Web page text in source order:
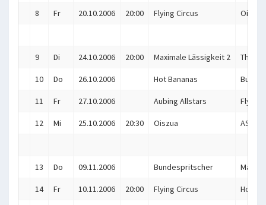
8 Fr 20.10.2006 20:00 Flying Circus Oiszua
9 Di 24.10.2006 20:00 Maximale Lässigkeit 2 The
10 Do 26.10.2006 Hot Bananas
11 Fr 27.10.2006 Aubing Allstars Flying
12 Mi 25.10.2006 20:30 Oiszua ASCM
13 Do 09.11.2006 Bundespritscher
14 Fr 10.11.2006 20:00 Flying Circus Hot